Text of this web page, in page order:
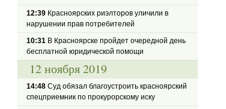
12:39 Красноярских риэлторов уличили в
нарушении прав потребителей
10:31 В Красноярске пройдет очередной день
бесплатной юридической помощи
12 ноября 2019
14:48 Суд обязал благоустроить красноярский
спецприемник по прокурорскому иску